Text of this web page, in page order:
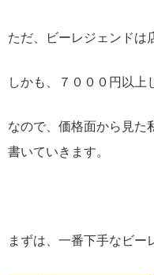
ただ、ビーレジェンドは
しかも、７０００円以上
なので、価格面から見た
書いていきます。
まずは、一番下手なビー